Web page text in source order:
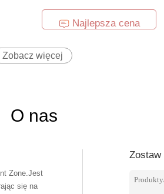
Najlepsza cena
Zobacz więcej
O nas
Zone.Jest
się na
Zostaw